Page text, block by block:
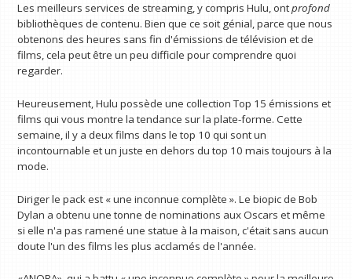
Les meilleurs services de streaming, y compris Hulu, ontprofond
bibliothèques de contenu. Bien que ce soit génial, parce que nous
obtenons des heures sans fin d'émissions de télévision et de
films, cela peut être un peu difficile pour comprendre quoi
regarder.
Heureusement, Hulu possède une collection Top 15 émissions et
films qui vous montre la tendance sur la plate-forme. Cette
semaine, il y a deux films dans le top 10 qui sont un
incontournable et un juste en dehors du top 10 mais toujours à la
mode.
Diriger le pack est « une inconnue complète ». Le biopic de Bob
Dylan a obtenu une tonne de nominations aux Oscars et même
si elle n'a pas ramené une statue à la maison, c'était sans aucun
doute l'un des films les plus acclamés de l'année.